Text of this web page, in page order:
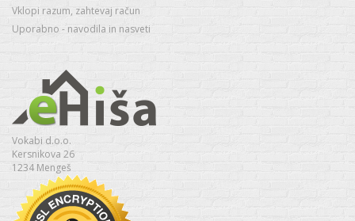
Vklopi razum, zahtevaj račun
Uporabno - navodila in nasveti
Vokabi d.o.o.
Kersnikova 26
1234 Mengeš